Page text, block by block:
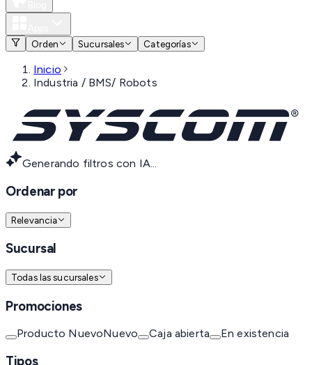
Orden
Sucursales Categorías
Inicio
Industria / BMS/ Robots
Generando filtros con IA...
Ordenar por
Relevancia
Sucursal
Todas las sucursales
Promociones
Producto NuevoNuevo Caja abierta En existencia
Tipos